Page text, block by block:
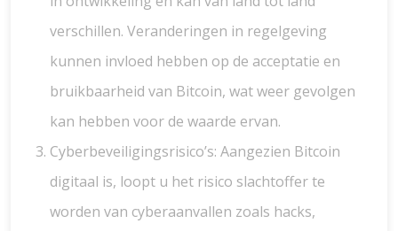
verschillen. Veranderingen in regelgeving
kunnen invloed hebben op de acceptatie en
bruikbaarheid van Bitcoin, wat weer gevolgen
kan hebben voor de waarde ervan.
Cyberbeveiligingsrisico’s: Aangezien Bitcoin
digitaal is, loopt u het risico slachtoffer te
worden van cyberaanvallen zoals hacks,